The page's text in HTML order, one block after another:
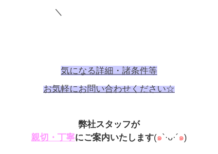
＼
気になる詳細・諸条件等
お気軽にお問い合わせください☆
弊社スタッフが
親切・丁寧にご案内いたします(๑`·ᴗ·´๑)